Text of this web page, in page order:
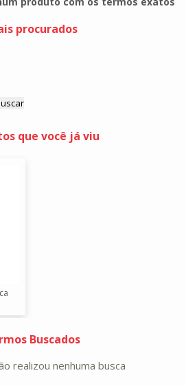
procurados
que você já viu
Buscados
realizou nenhuma busca